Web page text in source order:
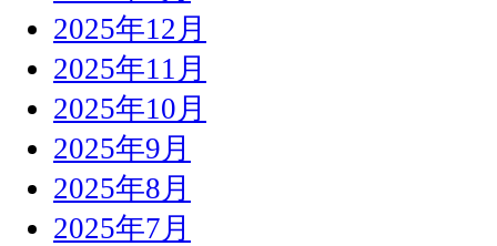
2025年12月
2025年11月
2025年10月
2025年9月
2025年8月
2025年7月